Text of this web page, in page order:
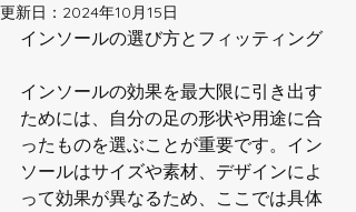
更新日： 2024年10月15日
インソールの選び方とフィッティング
インソールの効果を最大限に引き出す
ためには、自分の足の形状や用途に合
ったものを選ぶことが重要です。イン
ソールはサイズや素材、デザインによ
って効果が異なるため、ここでは具体